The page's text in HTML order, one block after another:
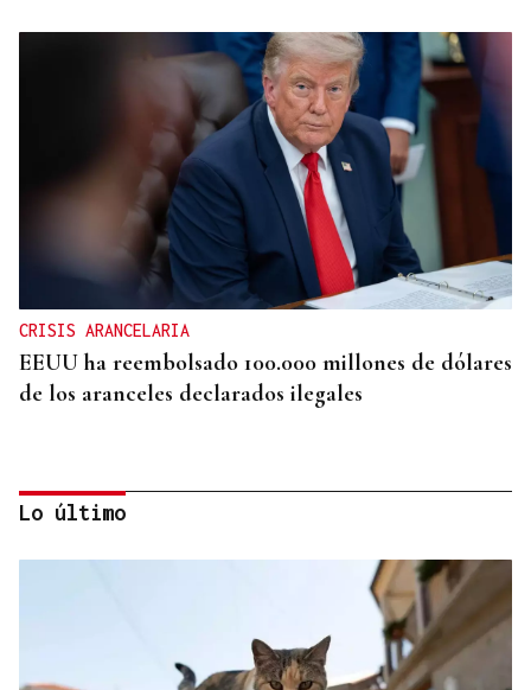
CRISIS ARANCELARIA
EEUU ha reembolsado 100.000 millones de dólares
de los aranceles declarados ilegales
Lo último